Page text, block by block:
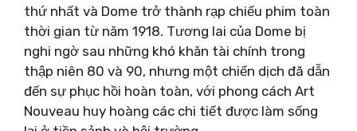
thứ nhất và Dome trở thành rạp chiếu phim toàn
thời gian từ năm 1918. Tương lai của Dome bị
nghi ngờ sau những khó khăn tài chính trong
thập niên 80 và 90, nhưng một chiến dịch đã dẫn
đến sự phục hồi hoàn toàn, với phong cách Art
Nouveau huy hoàng các chi tiết được làm sống